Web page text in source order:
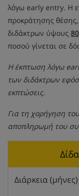
λόγω early entry. Η
προκράτησης
διδάκτρων ύψους 80
ποσού γίνεται σε
Η έκπτωση λόγω
των διδάκτρων
εκπτώσεις.
Για τη χορήγηση
αποπληρωμή του
Διάρκεια (μήνες)